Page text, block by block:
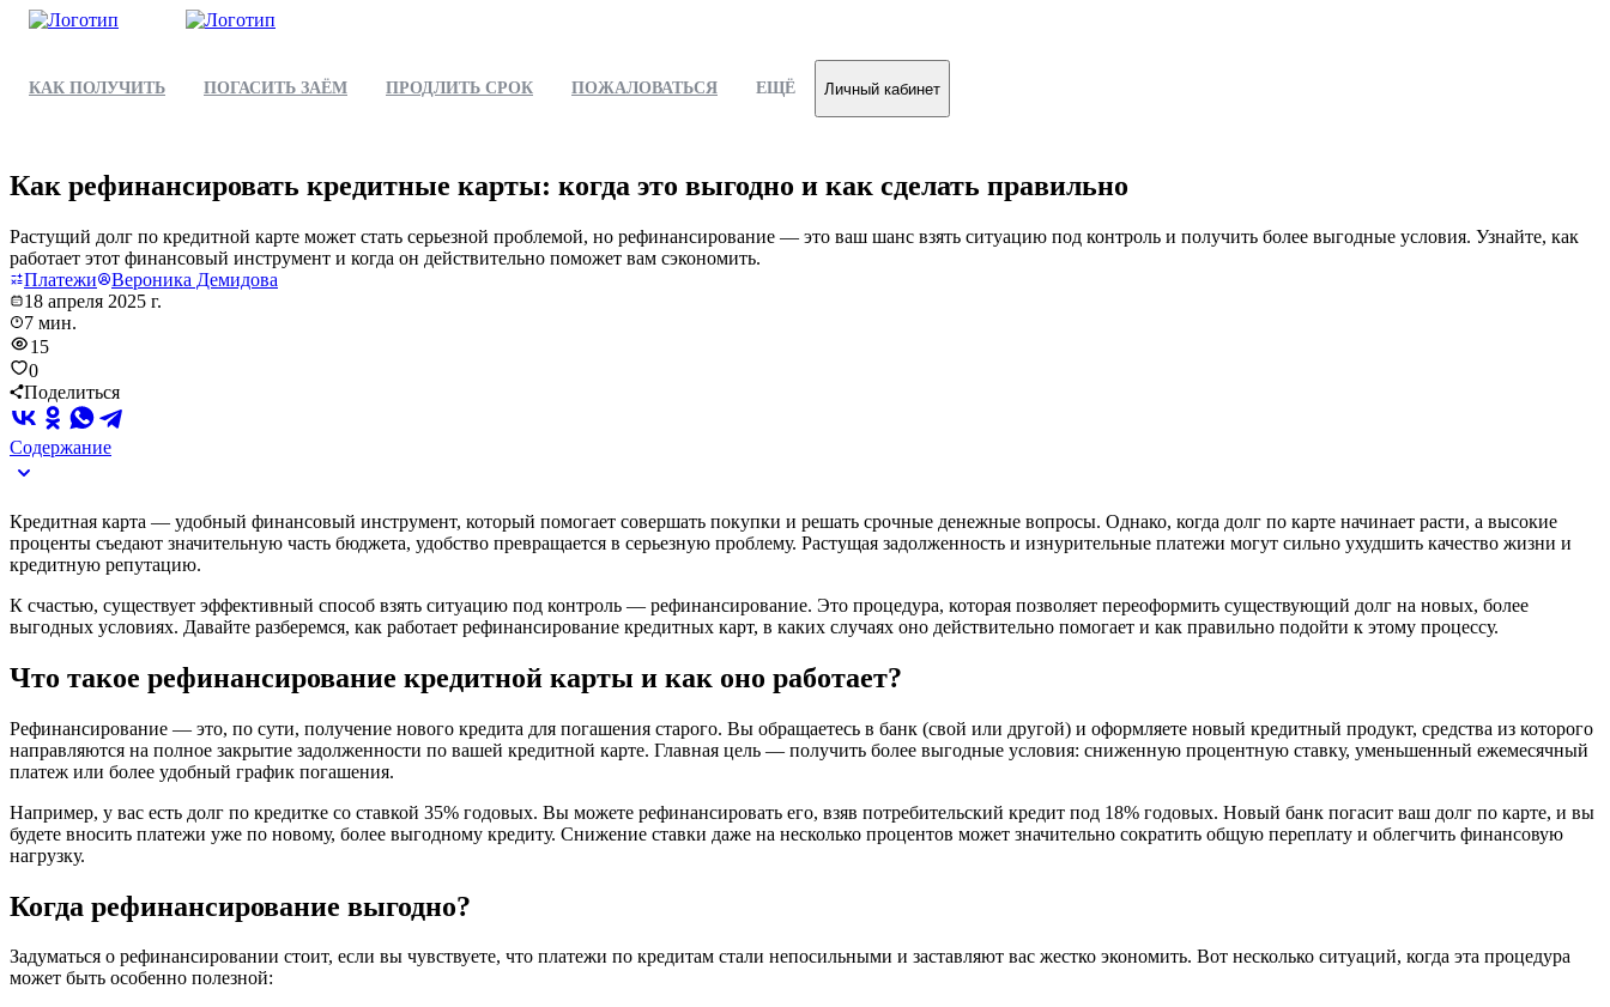
КАК ПОЛУЧИТЬ ПОГАСИТЬ ЗАЁМ ПРОДЛИТЬ СРОК ПОЖАЛОВАТЬСЯ ЕЩЁ Личный кабинет
Как рефинансировать кредитные карты: когда это выгодно и как сделать правильно
Растущий долг по кредитной карте может стать серьезной проблемой, но рефинансирование — это ваш шанс взять ситуацию под контроль и получить более выгодные условия. Узнайте, как
работает этот финансовый инструмент и когда он действительно поможет вам сэкономить.
Платежи
Вероника Демидова
18 апреля 2025 г.
7 мин.
15
0
Поделиться
Содержание
Кредитная карта — удобный финансовый инструмент, который помогает совершать покупки и решать срочные денежные вопросы. Однако, когда долг по карте начинает расти, а высокие
проценты съедают значительную часть бюджета, удобство превращается в серьезную проблему. Растущая задолженность и изнурительные платежи могут сильно ухудшить качество жизни и
кредитную репутацию.
К счастью, существует эффективный способ взять ситуацию под контроль — рефинансирование. Это процедура, которая позволяет переоформить существующий долг на новых, более
выгодных условиях. Давайте разберемся, как работает рефинансирование кредитных карт, в каких случаях оно действительно помогает и как правильно подойти к этому процессу.
Что такое рефинансирование кредитной карты и как оно работает?
Рефинансирование — это, по сути, получение нового кредита для погашения старого. Вы обращаетесь в банк (свой или другой) и оформляете новый кредитный продукт, средства из которого
направляются на полное закрытие задолженности по вашей кредитной карте. Главная цель — получить более выгодные условия: сниженную процентную ставку, уменьшенный ежемесячный
платеж или более удобный график погашения.
Например, у вас есть долг по кредитке со ставкой 35% годовых. Вы можете рефинансировать его, взяв потребительский кредит под 18% годовых. Новый банк погасит ваш долг по карте, и вы
будете вносить платежи уже по новому, более выгодному кредиту. Снижение ставки даже на несколько процентов может значительно сократить общую переплату и облегчить финансовую
нагрузку.
Когда рефинансирование выгодно?
Задуматься о рефинансировании стоит, если вы чувствуете, что платежи по кредитам стали непосильными и заставляют вас жестко экономить. Вот несколько ситуаций, когда эта процедура
может быть особенно полезной: